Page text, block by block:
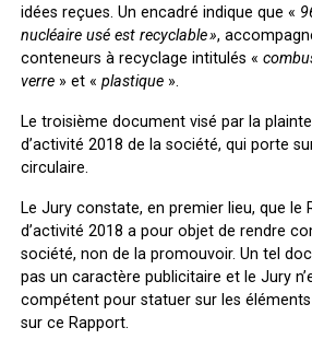
idées reçues. Un encadré indique que «
nucléaire usé est recyclable »,
conteneurs à recyclage intitulés «
verre» et « plastique».
Le troisième document visé par la
d’activité 2018 de la société, qui porte
circulaire.
Le Jury constate, en premier lieu, que le
d’activité 2018 a pour objet de rendre
société, non de la promouvoir. Un tel
pas un caractère publicitaire et le Jury
compétent pour statuer sur les
sur ce Rapport.